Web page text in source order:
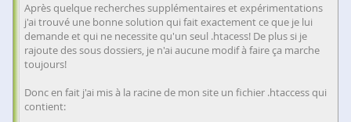
Après quelque recherches supplémentaires et expérimentations
j'ai trouvé une bonne solution qui fait exactement ce que je lui
demande et qui ne necessite qu'un seul .htacess! De plus si je
rajoute des sous dossiers, je n'ai aucune modif à faire ça marche
toujours!
Donc en fait j'ai mis à la racine de mon site un fichier .htaccess qui
contient: